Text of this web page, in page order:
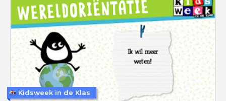
Kidsweek in de Klas